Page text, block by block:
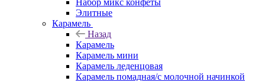
Набор микс конфеты
Элитные
Карамель
Назад
Карамель
Карамель мини
Карамель леденцовая
Карамель помадная/с молочной начинкой